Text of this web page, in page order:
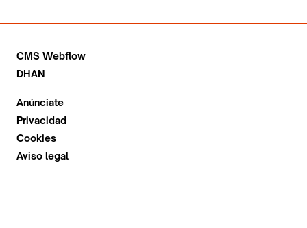
CMS Webflow
DHAN
Anúnciate
Privacidad
Cookies
Aviso legal